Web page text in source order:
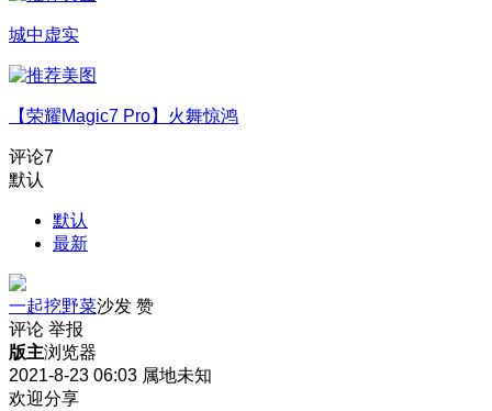
城中虚实
【荣耀Magic7 Pro】火舞惊鸿
评论7
默认
默认
最新
一起挖野菜沙发 赞
评论 举报
版主浏览器
2021-8-23 06:03 属地未知
欢迎分享